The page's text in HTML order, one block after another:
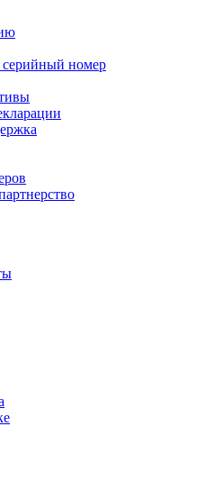
серийный номер